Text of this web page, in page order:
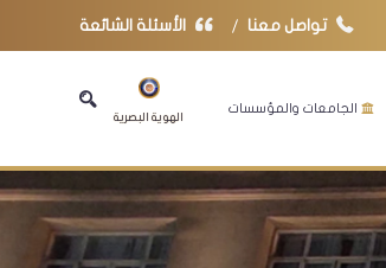
تواصل معنا الأسئلة الشائعة
الجامعات والمؤسسات
الهوية البصرية